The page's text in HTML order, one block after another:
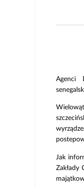
Agenci
Jak
Zakłady